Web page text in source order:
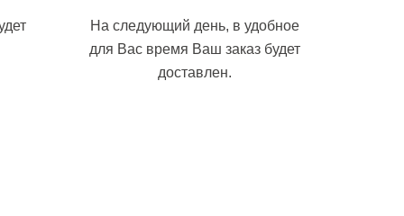
На следующий день, в удобное
для Вас время Ваш заказ будет
доставлен.